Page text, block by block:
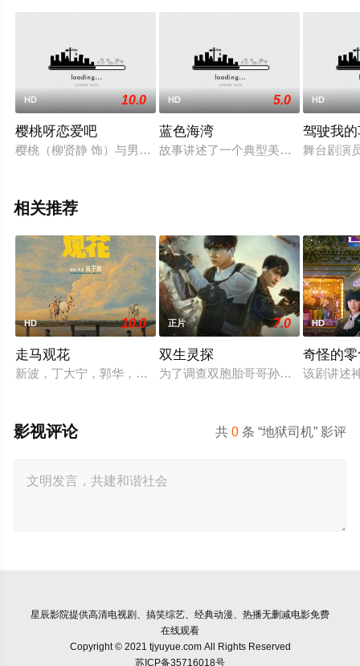
HD 10.0
樱桃呀恋爱吧
樱桃（柳贤静 饰）与男朋友分手那一天，她家中了彩票大奖。
HD 5.0
蓝色海湾
故事讲述了一个典型美国家庭为未来
HD
驾驶我
舞台剧演
相关推荐
HD 10.0
走马观花
新波，丁大宁，郭华，程一木他们毕业于同一所大学。他们和
正片 7.0
双生灵探
为了调查双胞胎哥哥孙小糊的失踪，
HD
奇怪的
该剧讲述
共0 条 “地狱司机” 影评
影视评论
星辰影院提供高清电视剧、搞笑综艺、经典动漫、热播无删减电影免费
在线观看
Copyright © 2021 tjyuyue.com All Rights Reserved
苏ICP备35716018号